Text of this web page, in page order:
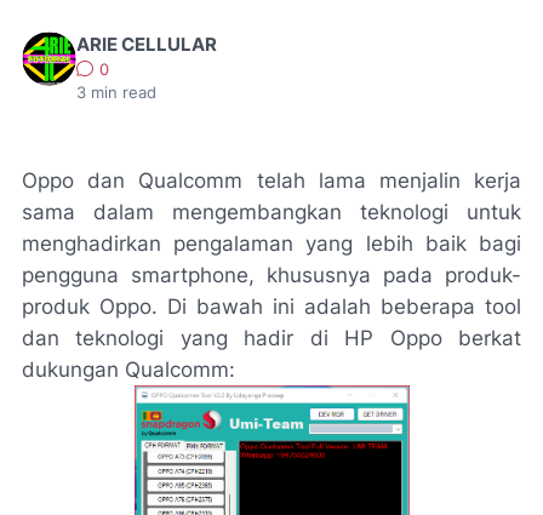
ARIE CELLULAR
0
3 min read
Oppo dan Qualcomm telah lama menjalin kerja
sama dalam mengembangkan teknologi untuk
menghadirkan pengalaman yang lebih baik bagi
pengguna smartphone, khususnya pada produk-
produk Oppo. Di bawah ini adalah beberapa tool
dan teknologi yang hadir di HP Oppo berkat
dukungan Qualcomm: